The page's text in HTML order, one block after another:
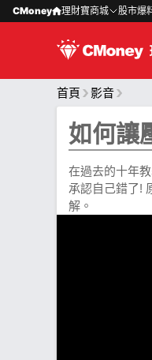
CMoney 理財寶商城 股市爆
首頁 影音
如何讓
在過去的十年
承認自己錯了!
解。